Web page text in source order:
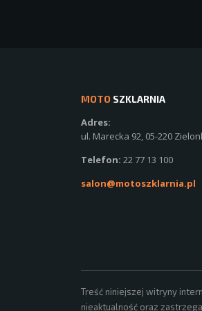
MOTO SZKLARNIA
Adres:
ul. Marecka 92, 05-220
Telefon: 22 77 13 100
salon@motoszklarnia.pl
Treść niniejszej witryny
nieaktualność oraz